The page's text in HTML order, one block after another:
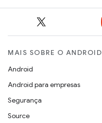
MAIS SOBRE O ANDROID
Android
Android para empresas
Segurança
Source